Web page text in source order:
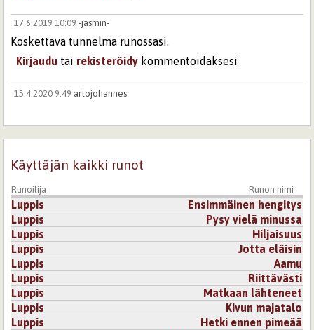
17.6.2019 10:09 -jasmin-
Koskettava tunnelma runossasi.
Kirjaudu tai rekisteröidy kommentoidaksesi
15.4.2020 9:49 artojohannes
jolle runon minä puhuu. Runo puhuu suuresta tuskasta,
vaikka siinä sanotaan, ettei opitut taidot ja vahvuudet
että sielun rauha löytyy lopulta. Rauha solmitaan itsen
kanssa. On niin tai näin, runo tarvitsee sellaisen lopun,
kuin siinä on. Toinen vaihtoehto olisi loputon pimeys ja
kipu, joka ei enää uutta runoa synnyttäisi, vaan veisi yhä
syvempiin syövereihin.
Kirjaudu
Käyttäjän kaikki runot
Runoilija Runon nimi
Luppis
Ensimmäinen hengitys
Luppis
Pysy vielä minussa
Luppis
Hiljaisuus
Luppis
Jotta eläisin
Luppis
Aamu
Luppis
Riittävästi
Luppis
Matkaan lähteneet
Luppis
Kivun majatalo
Luppis
Hetki ennen pimeää